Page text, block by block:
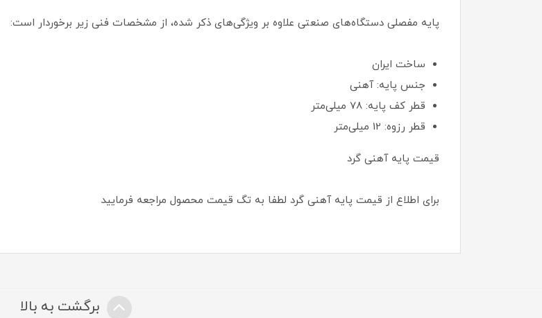
پایه مفصلی دستگاه‌های صنعتی علاوه بر ویژگی‌های ذکر شده، از مشخصات فنی زیر برخوردار است:
ساخت ایران
جنس پایه: آهنی
قطر کف پایه: 78 میلی‌متر
قطر رزوه: 12 میلی‌متر
قیمت پایه آهنی گرد
برای اطلاع از قیمت پایه آهنی گرد لطفا به تگ قیمت محصول مراجعه فرمایید
برگشت به بالا